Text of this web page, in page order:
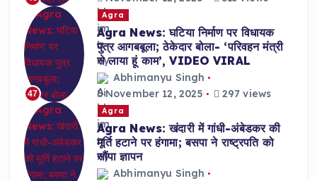
47
Agra
Agra News: घटिया निर्माण पर विधायक
पुत्र आगबबूला; ठेकेदार बोला- ‘परिवहन मंत्री
से लाया हूं काम’, VIDEO VIRAL
Abhimanyu Singh
November 12, 2025
297 views
Agra
Agra News: खंदारी में गांधी-अंबेडकर की
मूर्ति हटाने पर हंगामा; बसपा ने राष्ट्रपति को
सौंपा ज्ञापन
Abhimanyu Singh